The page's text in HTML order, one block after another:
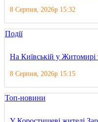
8 Серпня, 2026р 15:32
Події
На Київській у Житомирі
8 Серпня, 2026р 15:15
Топ-новини